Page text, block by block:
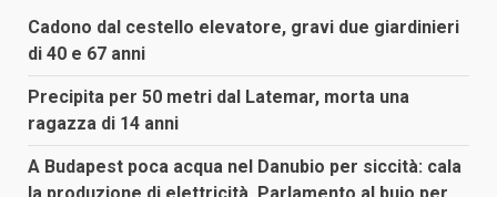
Cadono dal cestello elevatore, gravi due giardinieri
di 40 e 67 anni
Precipita per 50 metri dal Latemar, morta una
ragazza di 14 anni
A Budapest poca acqua nel Danubio per siccità: cala
la produzione di elettricità, Parlamento al buio per